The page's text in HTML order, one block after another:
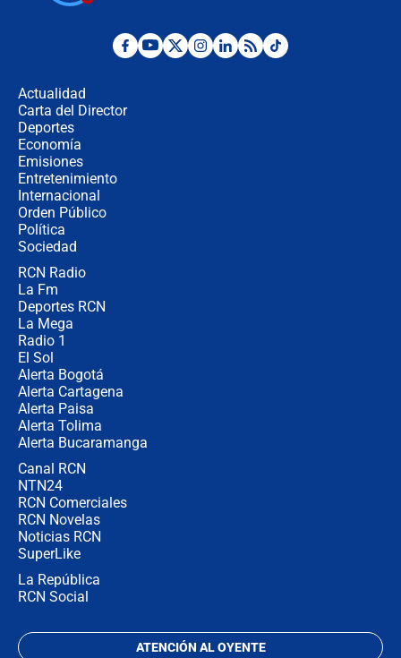
¿Por qué De la Espriella gobernará
Actualidad
Carta del Director
Deportes
Economía
Emisiones
Entretenimiento
Internacional
Orden Público
Política
Sociedad
RCN Radio
La Fm
Deportes RCN
La Mega
Radio 1
El Sol
Alerta Bogotá
Alerta Cartagena
Alerta Paisa
Alerta Tolima
Alerta Bucaramanga
Canal RCN
NTN24
RCN Comerciales
RCN Novelas
Noticias RCN
SuperLike
La República
RCN Social
ATENCIÓN AL OYENTE